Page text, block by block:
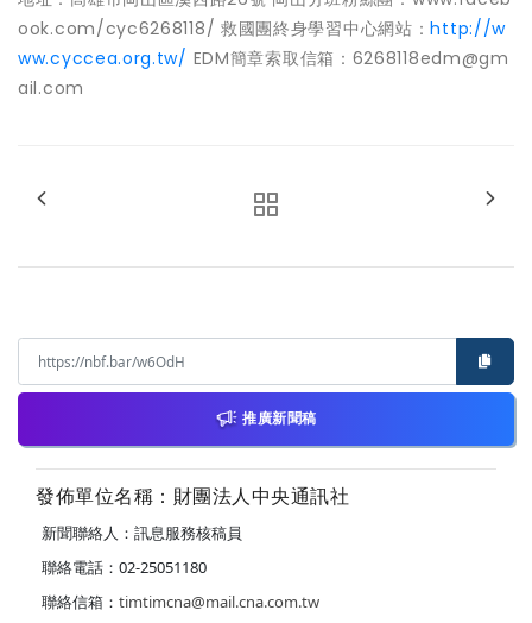
ook.com/cyc6268118/ 救國團終身學習中心網站：http://w
ww.cyccea.org.tw/ EDM簡章索取信箱：6268118edm@gm
ail.com
推廣新聞稿
發佈單位名稱：財團法人中央通訊社
新聞聯絡人：訊息服務核稿員
聯絡電話：02-25051180
聯絡信箱： timtimcna@mail.cna.com.tw